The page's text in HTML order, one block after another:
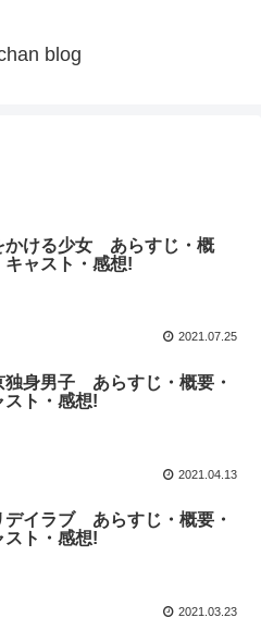
blog
かける少女 あらすじ・概
キャスト・感想!
2021.07.25
独身男子 あらすじ・概要・
スト・感想!
2021.04.13
デイラブ あらすじ・概要・
スト・感想!
2021.03.23